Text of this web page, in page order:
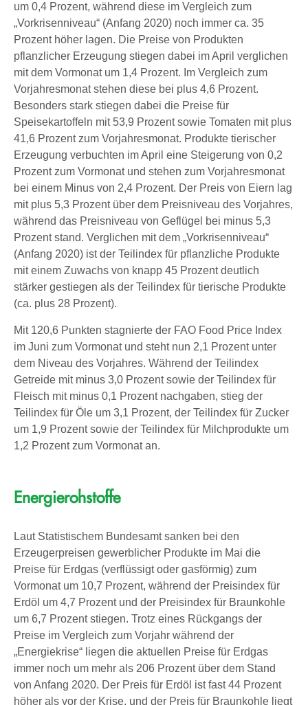
um 0,4 Prozent, während diese im Vergleich zum
„Vorkrisenniveau“ (Anfang 2020) noch immer ca. 35
Prozent höher lagen. Die Preise von Produkten
pflanzlicher Erzeugung stiegen dabei im April verglichen
mit dem Vormonat um 1,4 Prozent. Im Vergleich zum
Vorjahresmonat stehen diese bei plus 4,6 Prozent.
Besonders stark stiegen dabei die Preise für
Speisekartoffeln mit 53,9 Prozent sowie Tomaten mit plus
41,6 Prozent zum Vorjahresmonat. Produkte tierischer
Erzeugung verbuchten im April eine Steigerung von 0,2
Prozent zum Vormonat und stehen zum Vorjahresmonat
bei einem Minus von 2,4 Prozent. Der Preis von Eiern lag
mit plus 5,3 Prozent über dem Preisniveau des Vorjahres,
während das Preisniveau von Geflügel bei minus 5,3
Prozent stand. Verglichen mit dem „Vorkrisenniveau“
(Anfang 2020) ist der Teilindex für pflanzliche Produkte
mit einem Zuwachs von knapp 45 Prozent deutlich
stärker gestiegen als der Teilindex für tierische Produkte
(ca. plus 28 Prozent).
Mit 120,6 Punkten stagnierte der FAO Food Price Index
im Juni zum Vormonat und steht nun 2,1 Prozent unter
dem Niveau des Vorjahres. Während der Teilindex
Getreide mit minus 3,0 Prozent sowie der Teilindex für
Fleisch mit minus 0,1 Prozent nachgaben, stieg der
Teilindex für Öle um 3,1 Prozent, der Teilindex für Zucker
um 1,9 Prozent sowie der Teilindex für Milchprodukte um
1,2 Prozent zum Vormonat an.
Energierohstoffe
Laut Statistischem Bundesamt sanken bei den
Erzeugerpreisen gewerblicher Produkte im Mai die
Preise für Erdgas (verflüssigt oder gasförmig) zum
Vormonat um 10,7 Prozent, während der Preisindex für
Erdöl um 4,7 Prozent und der Preisindex für Braunkohle
um 6,7 Prozent stiegen. Trotz eines Rückgangs der
Preise im Vergleich zum Vorjahr während der
„Energiekrise“ liegen die aktuellen Preise für Erdgas
immer noch um mehr als 206 Prozent über dem Stand
von Anfang 2020. Der Preis für Erdöl ist fast 44 Prozent
höher als vor der Krise, und der Preis für Braunkohle liegt